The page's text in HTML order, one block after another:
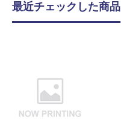
最近チェックした商品